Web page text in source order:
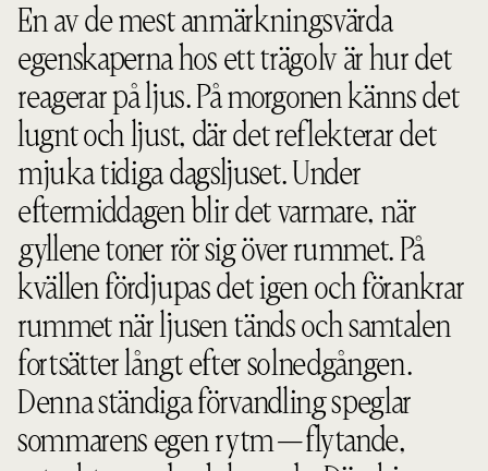
En av de mest anmärkningsvärda
egenskaperna hos ett trägolv är hur det
reagerar på ljus. På morgonen känns det
lugnt och ljust, där det reflekterar det
mjuka tidiga dagsljuset. Under
eftermiddagen blir det varmare, när
gyllene toner rör sig över rummet. På
kvällen fördjupas det igen och förankrar
rummet när ljusen tänds och samtalen
fortsätter långt efter solnedgången.
Denna ständiga förvandling speglar
sommarens egen rytm—flytande,